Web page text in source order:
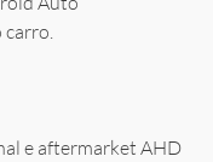
e aftermarket AHD